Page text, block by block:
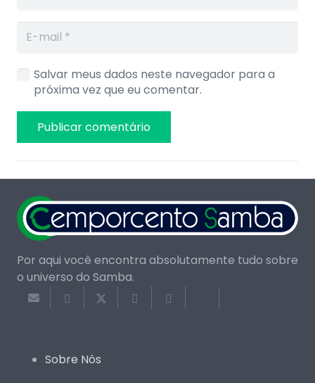
Salvar meus dados neste navegador para a
próxima vez que eu comentar.
Publicar comentário
Por aqui você encontra absolutamente tudo sobre
o universo do Samba.
Sobre Nós